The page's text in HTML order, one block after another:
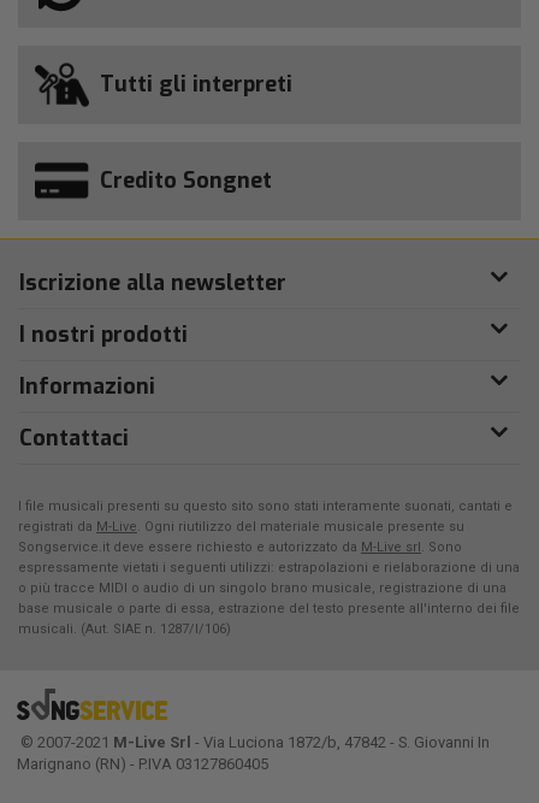
Tutti gli interpreti
Credito Songnet
Iscrizione alla newsletter
I nostri prodotti
Informazioni
Contattaci
I file musicali presenti su questo sito sono stati interamente suonati, cantati e
registrati da M-Live. Ogni riutilizzo del materiale musicale presente su
Songservice.it deve essere richiesto e autorizzato da M-Live srl. Sono
espressamente vietati i seguenti utilizzi: estrapolazioni e rielaborazione di una
o più tracce MIDI o audio di un singolo brano musicale, registrazione di una
base musicale o parte di essa, estrazione del testo presente all'interno dei file
musicali. (Aut. SIAE n. 1287/I/106)
© 2007-2021 M-Live Srl - Via Luciona 1872/b, 47842 - S. Giovanni In
Marignano (RN) - P.IVA 03127860405